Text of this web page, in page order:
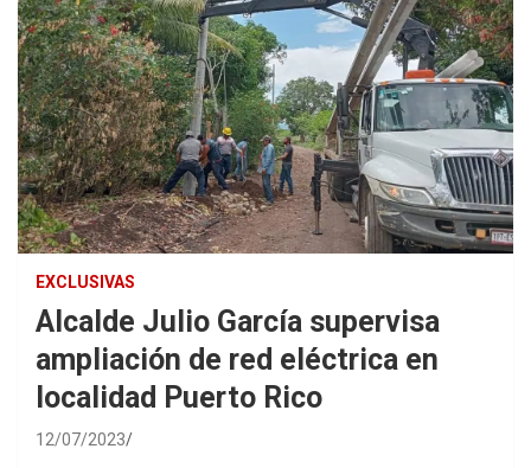
EXCLUSIVAS
Alcalde Julio García supervisa
ampliación de red eléctrica en
localidad Puerto Rico
12/07/2023